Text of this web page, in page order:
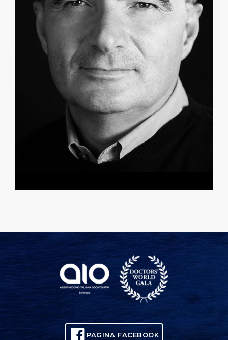
PAGINA FACEBOOK